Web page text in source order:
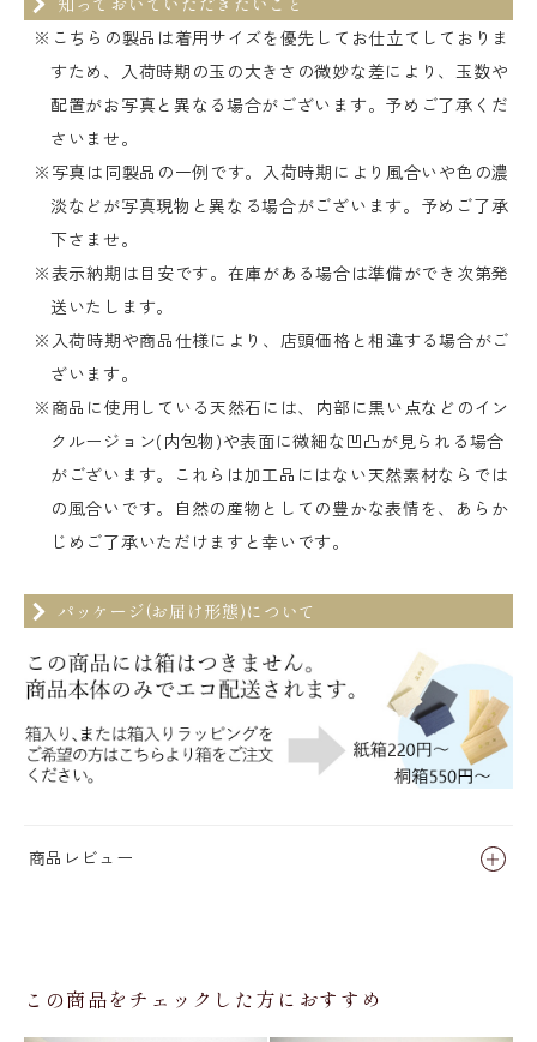
※こちらの製品は着用サイズを優先してお仕立てしておりま
すため、入荷時期の玉の大きさの微妙な差により、玉数や
配置がお写真と異なる場合がございます。予めご了承くだ
さいませ。
※写真は同製品の一例です。入荷時期により風合いや色の濃
淡などが写真現物と異なる場合がございます。予めご了承
下さませ。
※表示納期は目安です。在庫がある場合は準備ができ次第発
送いたします。
※入荷時期や商品仕様により、店頭価格と相違する場合がご
ざいます。
※商品に使用している天然石には、内部に黒い点などのイン
クルージョン(内包物)や表面に微細な凹凸が見られる場合
がございます。これらは加工品にはない天然素材ならでは
の風合いです。自然の産物としての豊かな表情を、あらか
じめご了承いただけますと幸いです。
パッケージ(お届け形態)について
商品レビュー
この商品をチェックした方におすすめ